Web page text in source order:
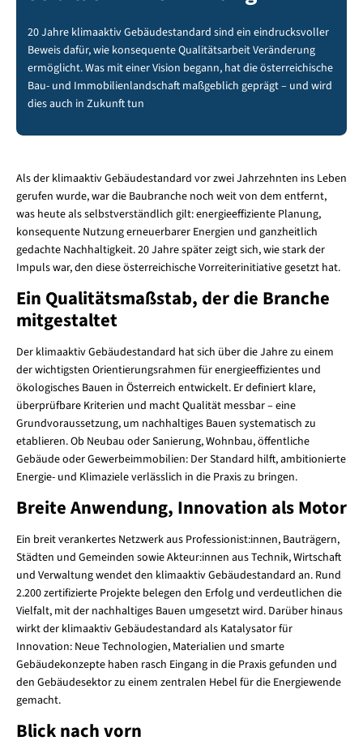
20 Jahre klimaaktiv Gebäudestandard sind ein eindrucksvoller
Beweis dafür, wie konsequente Qualitätsarbeit Veränderung
ermöglicht. Was mit einer Vision begann, hat die österreichische
Bau- und Immobilienlandschaft maßgeblich geprägt – und wird
dies auch in Zukunft tun
Als der klimaaktiv Gebäudestandard vor zwei Jahrzehnten ins Leben
gerufen wurde, war die Baubranche noch weit von dem entfernt,
was heute als selbstverständlich gilt: energieeffiziente Planung,
konsequente Nutzung erneuerbarer Energien und ganzheitlich
gedachte Nachhaltigkeit. 20 Jahre später zeigt sich, wie stark der
Impuls war, den diese österreichische Vorreiterinitiative gesetzt hat.
Ein Qualitätsmaßstab, der die Branche
mitgestaltet
Der klimaaktiv Gebäudestandard hat sich über die Jahre zu einem
der wichtigsten Orientierungsrahmen für energieeffizientes und
ökologisches Bauen in Österreich entwickelt. Er definiert klare,
überprüfbare Kriterien und macht Qualität messbar – eine
Grundvoraussetzung, um nachhaltiges Bauen systematisch zu
etablieren. Ob Neubau oder Sanierung, Wohnbau, öffentliche
Gebäude oder Gewerbeimmobilien: Der Standard hilft, ambitionierte
Energie- und Klimaziele verlässlich in die Praxis zu bringen.
Breite Anwendung, Innovation als Motor
Ein breit verankertes Netzwerk aus Professionist:innen, Bauträgern,
Städten und Gemeinden sowie Akteur:innen aus Technik, Wirtschaft
und Verwaltung wendet den klimaaktiv Gebäudestandard an. Rund
2.200 zertifizierte Projekte belegen den Erfolg und verdeutlichen die
Vielfalt, mit der nachhaltiges Bauen umgesetzt wird. Darüber hinaus
wirkt der klimaaktiv Gebäudestandard als Katalysator für
Innovation: Neue Technologien, Materialien und smarte
Gebäudekonzepte haben rasch Eingang in die Praxis gefunden und
den Gebäudesektor zu einem zentralen Hebel für die Energiewende
gemacht.
Blick nach vorn